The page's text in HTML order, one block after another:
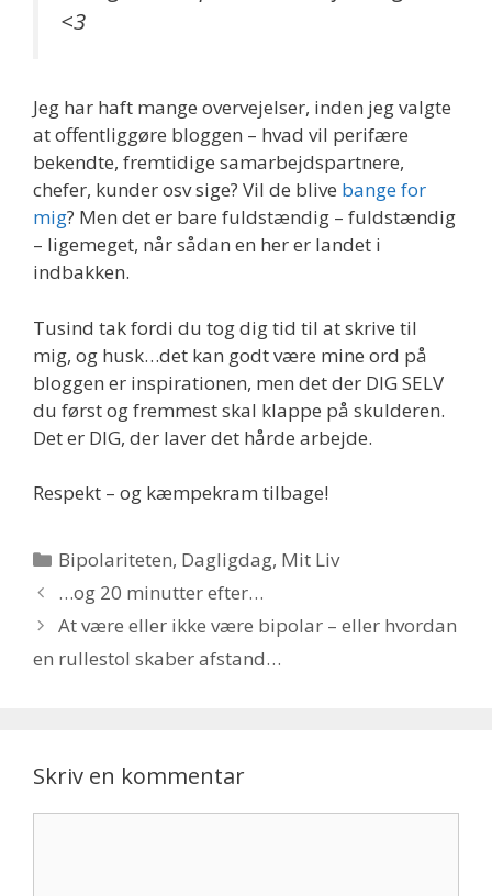
<3
Jeg har haft mange overvejelser, inden jeg valgte
at offentliggøre bloggen – hvad vil perifære
bekendte, fremtidige samarbejdspartnere,
chefer, kunder osv sige? Vil de blive bange for
mig? Men det er bare fuldstændig – fuldstændig
– ligemeget, når sådan en her er landet i
indbakken.
Tusind tak fordi du tog dig tid til at skrive til
mig, og husk…det kan godt være mine ord på
bloggen er inspirationen, men det der DIG SELV
du først og fremmest skal klappe på skulderen.
Det er DIG, der laver det hårde arbejde.
Respekt – og kæmpekram tilbage!
Kategorier
Bipolariteten, Dagligdag, Mit Liv
…og 20 minutter efter…
At være eller ikke være bipolar – eller hvordan
en rullestol skaber afstand…
Skriv en kommentar